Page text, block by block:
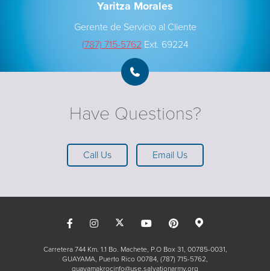
Yaritza Morales
Gerente de Servicio al Cliente
(787) 715-5762 Ext. 69224
Have Questions?
Call Us Email Us
Carretera 744 Km. 1.1 Bo. Machete, P.O Box 31, 00785-0031,
GUAYAMA, Puerto Rico 00784 (787) 715-5762
guayamakrocinfo@use.salvationarmy.org